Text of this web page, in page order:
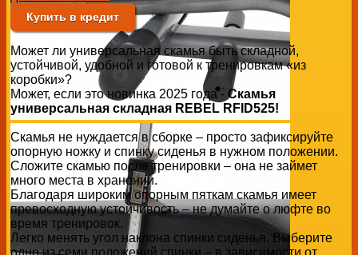
Купить в кредит
Может ли универсальная скамья быть складной,
устойчивой, удобной и готовой к тренировкам «из
коробки»?
Может, если это новинка 2025 года - Скамья
универсальная складная REBEL RFID525!
Скамья не нуждается в сборке – просто зафиксируйте
опорную ножку и спинку сиденья в нужном положении.
Сложите скамью после тренировки – она не займет
много места в хранении.
Благодаря широким опорным пяткам скамья имеет
превосходную устойчивость – не думайте о люфте во
время тренировок.
Легко менять угол наклона спинки сиденья. Выберите
одно из семи положений спинки – в зависимости от